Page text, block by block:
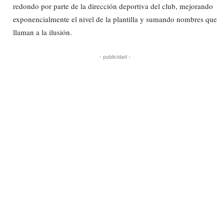
redondo por parte de la dirección deportiva del club, mejorando
exponencialmente el nivel de la plantilla y sumando nombres que
llaman a la ilusión.
- publicidad -